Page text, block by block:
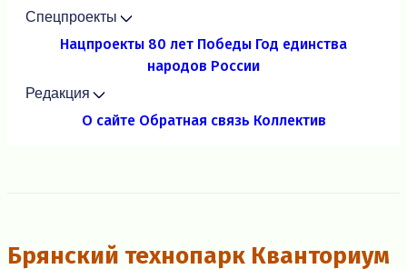
Спецпроекты
Нацпроекты 80 лет Победы Год единства
народов России
Редакция
О сайте Обратная связь Коллектив
Брянский технопарк Кванториум